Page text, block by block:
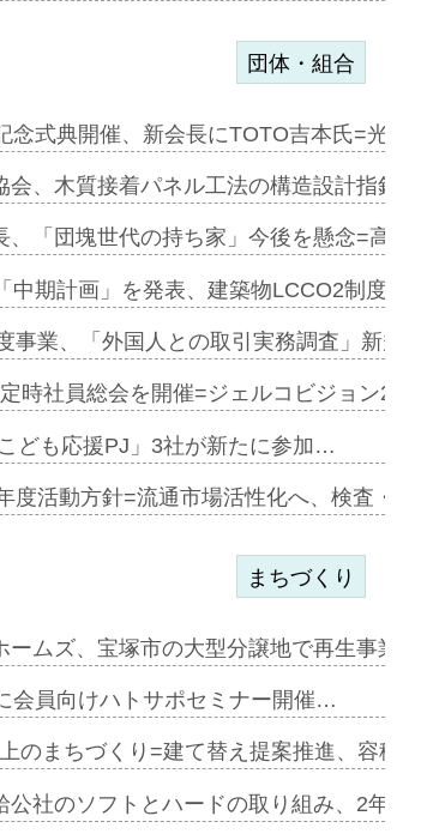
団体・組合
念式典開催、新会長にTOTO吉本氏=光
会、木質接着パネル工法の構造設計指針
、「団塊世代の持ち家」今後を懸念=高
中期計画」を発表、建築物LCCO2制度
事業、「外国人との取引実務調査」新規
時社員総会を開催=ジェルコビジョン
ども応援PJ」3社が新たに参加…
度活動方針=流通市場活性化へ、検査・
まちづくり
ームズ、宝塚市の大型分譲地で再生事業
会員向けハトサポセミナー開催…
のまちづくり=建て替え提案推進、容積
公社のソフトとハードの取り組み、2年